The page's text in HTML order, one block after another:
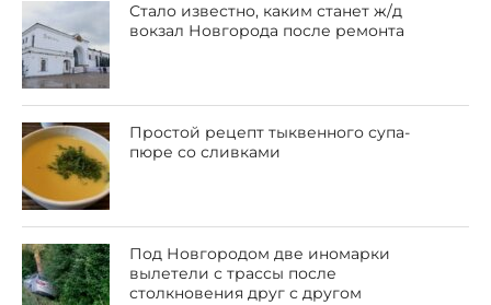
Стало известно, каким станет ж/д
вокзал Новгорода после ремонта
Простой рецепт тыквенного супа-
пюре со сливками
Под Новгородом две иномарки
вылетели с трассы после
столкновения друг с другом